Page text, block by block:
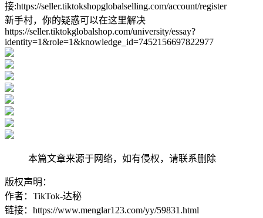
接:https://seller.tiktokshopglobalselling.com/account/register
新手村，你的疑惑可以在这里解决
https://seller.tiktokglobalshop.com/university/essay?
identity=1&role=1&knowledge_id=7452156697822977
本篇文章来源于网络，如有侵权，请联系删除
版权声明：
作者：TikTok-达秘
链接：https://www.menglar123.com/yy/59831.html